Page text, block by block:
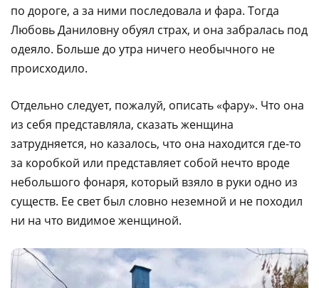
по дороге, а за ними последовала и фара. Тогда
Любовь Даниловну обуял страх, и она забралась под
одеяло. Больше до утра ничего необычного не
происходило.
Отдельно следует, пожалуй, описать «фару». Что она
из себя представляла, сказать женщина
затрудняется, но казалось, что она находится где-то
за коробкой или представляет собой нечто вроде
небольшого фонаря, который взяло в руки одно из
существ. Ее свет был словно неземной и не походил
ни на что видимое женщиной.